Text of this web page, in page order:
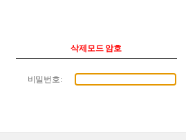
삭제모드 암호
비밀번호: